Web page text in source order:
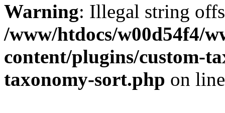
Warning: Illegal string
/www/htdocs/w00d54f4/
content/plugins/custom-
taxonomy-sort.php on